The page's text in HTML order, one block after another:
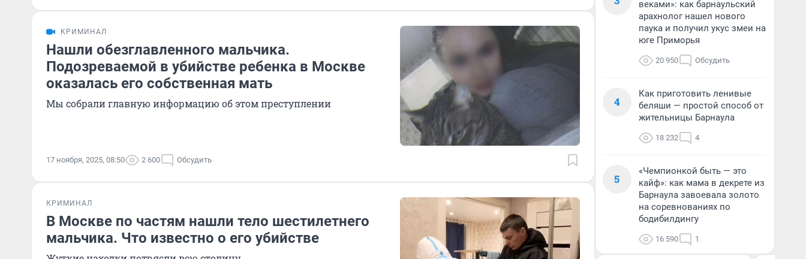
КРИМИНАЛ
Нашли обезглавленного мальчика.
Подозреваемой в убийстве ребенка в Москве
оказалась его собственная мать
Мы собрали главную информацию об этом преступлении
17 ноября, 2025, 08:50 2 600 Обсудить
КРИМИНАЛ
В Москве по частям нашли тело шестилетнего
мальчика. Что известно о его убийстве
веками»: как барнаульский
арахнолог нашел нового
паука и получил укус змеи на
юге Приморья
20 950 Обсудить
4
Как приготовить ленивые
беляши — простой способ от
жительницы Барнаула
18 232 4
5
«Чемпионкой быть — это
кайф»: как мама в декрете из
Барнаула завоевала золото
на соревнованиях по
бодибилдингу
16 590 1